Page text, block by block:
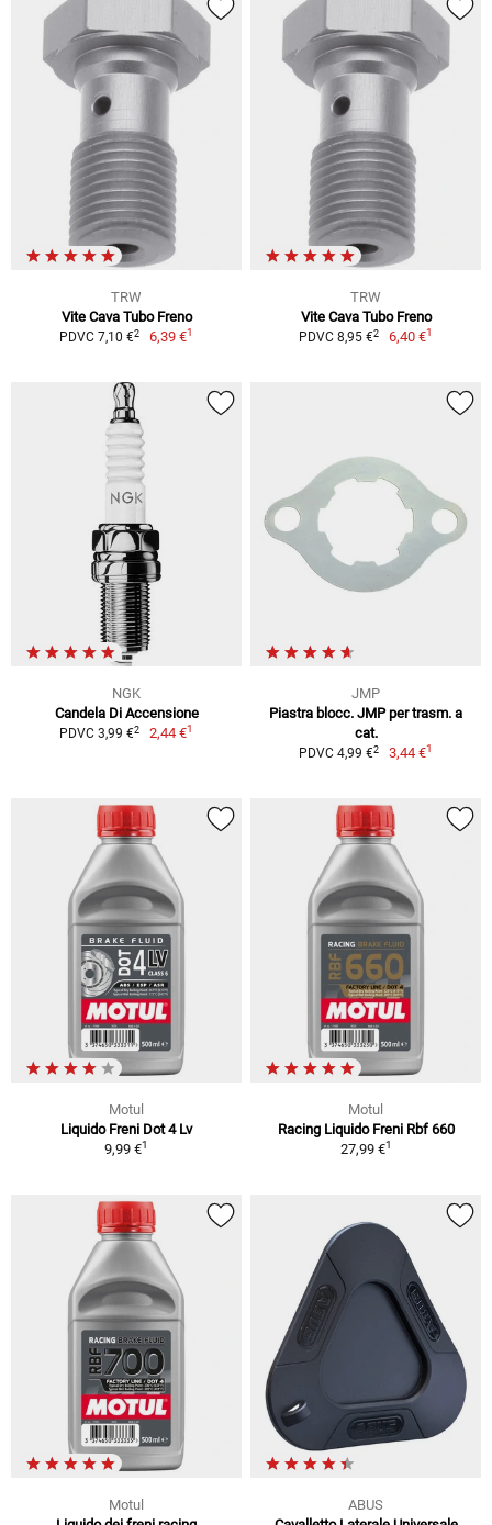
TRW
Vite Cava Tubo Freno
PDVC 7,10 €2 6,39 €1
TRW
Vite Cava Tubo Freno
PDVC 8,95 €2 6,40 €1
NGK
Candela Di Accensione
PDVC 3,99 €2 2,44 €1
JMP
Piastra blocc. JMP per trasm. a
cat.
PDVC 4,99 €2 3,44 €1
Motul
Liquido Freni Dot 4 Lv
9,99 €1
Motul
Racing Liquido Freni Rbf 660
27,99 €1
Motul
ABUS